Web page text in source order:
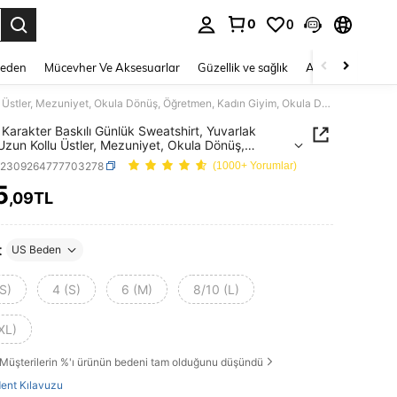
0 0
Mücevher Ve Aksesuarlar Güzellik ve sağlık Ayakkabı
SHEIN Karakter Baskılı Günlük Sweatshirt, Yuvarlak Yaka, Uzun Kollu Üstler, Mezuniyet, Okula Dönüş, Öğretmen, Kadın Giyim, Okula Dönüş Kazak, Sonbahar Sweatshirt
Baskılı Günlük Sweatshirt, Yuvarlak
Kollu Üstler, Mezuniyet, Okula Dönüş,
Kadın Giyim, Okula Dönüş Kazak, Sonbahar
(1000+ Yorumlar)
AND AVAILABILITY
,09TL
US Beden
4 (S) 6 (M) 8/10 (L)
Müşterilerin %'ı ürünün bedeni tam olduğunu düşündü
Kılavuzu